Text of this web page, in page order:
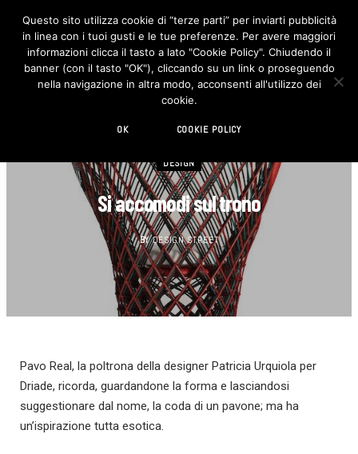
F
c
e
b
o
I
n
s
t
DESIGN
Si accomodi sul trono
BY DESIGN STREET
Pavo Real, la poltrona della designer Patricia Urquiola per
Driade, ricorda, guardandone la forma e lasciandosi
suggestionare dal nome, la coda di un pavone; ma ha
un’ispirazione tutta esotica.
Questo sito utilizza cookie di “terze parti” per inviarti pubblicità
in linea con i tuoi gusti e le tue preferenze. Per avere maggiori
informazioni clicca il tasto a lato "Cookie Policy". Chiudendo il
banner (con il tasto "OK"), cliccando su un link o proseguendo
nella navigazione in altra modo, acconsenti all'utilizzo dei
cookie.
OK COOKIE POLICY